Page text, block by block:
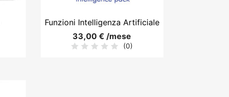
Anteprima
Funzioni Intelligenza Artificiale
33,00 € /mese
(0)